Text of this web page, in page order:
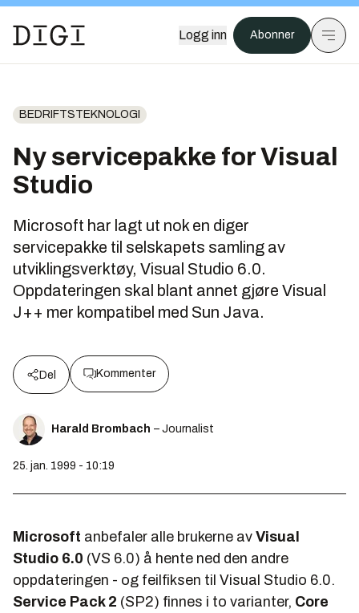
Logg inn Abonner
BEDRIFTSTEKNOLOGI
Ny servicepakke for Visual
Studio
Microsoft har lagt ut nok en diger
servicepakke til selskapets samling av
utviklingsverktøy, Visual Studio 6.0.
Oppdateringen skal blant annet gjøre Visual
J++ mer kompatibel med Sun Java.
Del Kommenter
Harald Brombach – Journalist
25. jan. 1999 - 10:19
Microsoft anbefaler alle brukerne av Visual
Studio 6.0 (VS 6.0) å hente ned den andre
oppdateringen - og feilfiksen til Visual Studio 6.0.
Service Pack 2 (SP2) finnes i to varianter, Core